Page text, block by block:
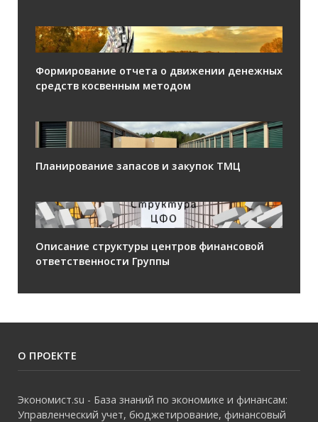
Формирование отчета о движении денежных
средств косвенным методом
Планирование запасов и закупок ТМЦ
Описание структуры центров финансовой
ответственности Группы
О ПРОЕКТЕ
Экономист.su - База знаний по экономике и финансам:
Управленческий учет, бюджетирование, финансовый